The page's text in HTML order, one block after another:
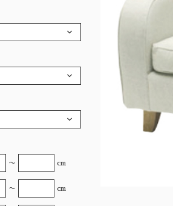
〜 cm
〜 cm